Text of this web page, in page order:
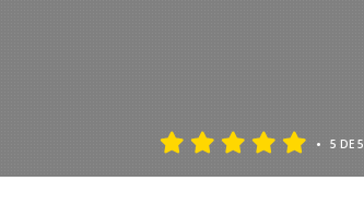
• 5 DE 5